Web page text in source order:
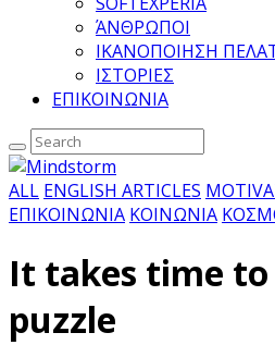
ΆΝΘΡΩΠΟΙ
ΙΚΑΝΟΠΟΙΗΣΗ
ΙΣΤΟΡΙΕΣ
ΕΠΙΚΟΙΝΩΝΙΑ
ALL ENGLISH ARTICLES
ΕΠΙΚΟΙΝΩΝΙΑ ΚΟΙΝΩΝΙΑ
It takes time
puzzle